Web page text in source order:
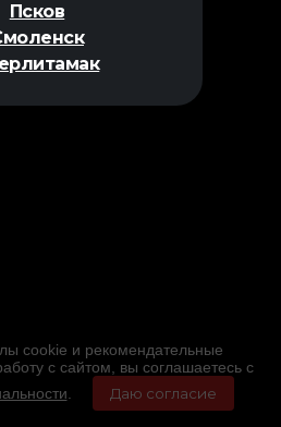
Псков
cookie и рекомендательные
с сайтом, вы соглашаетесь с
Даю согласие